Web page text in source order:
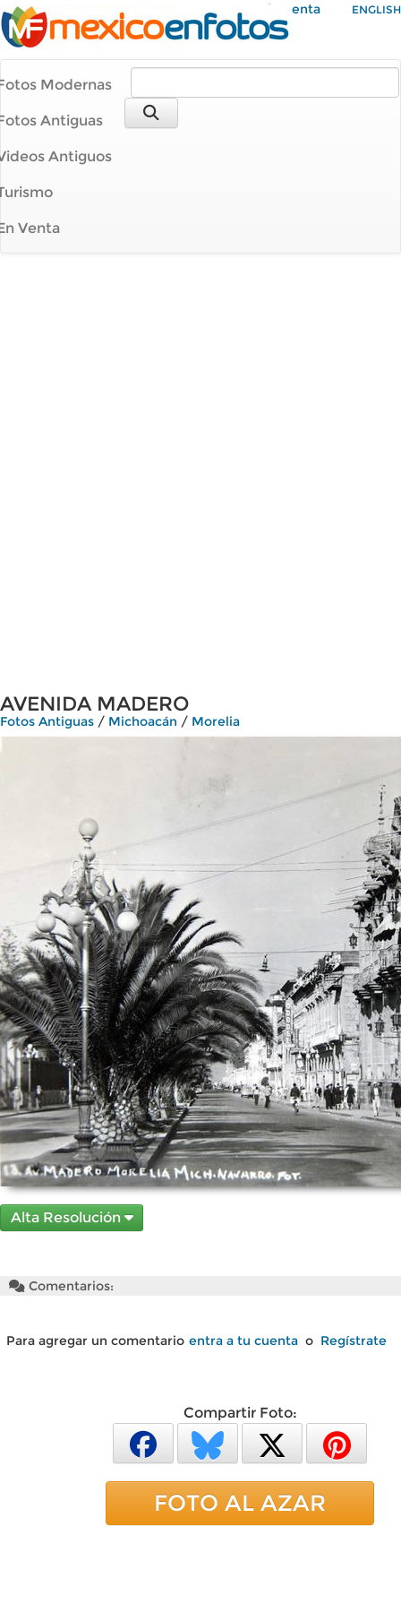
Mi Cuenta ENGLISH
Modernas
Antiguas
Antiguos
Venta
AVENIDA MADERO
Fotos Antiguas / Michoacán / Morelia
Alta Resolución
Comentarios:
Para agregar un comentario entra a tu cuenta o Regístrate
Compartir Foto:
FOTO AL AZAR